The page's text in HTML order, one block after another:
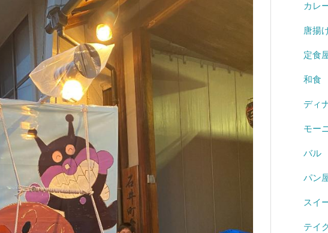
カレ
唐揚
定食
和食
ディ
モー
バル
パン
スイ
テイ